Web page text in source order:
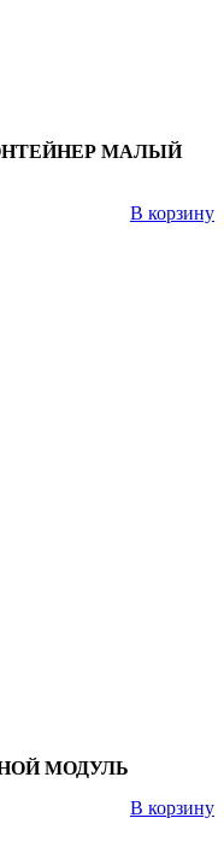
МАЛЫЙ
В корзину
МОДУЛЬ
В корзину